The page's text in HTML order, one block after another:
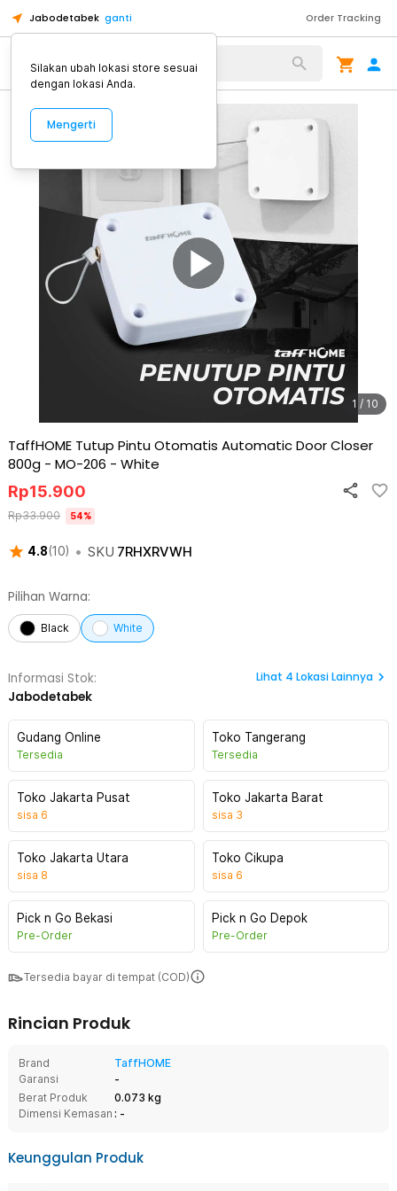
Jabodetabek ganti Order Tracking
Alat Kopi
1 / 10
TaffHOME Tutup Pintu Otomatis Automatic Door Closer
800g - MO-206 - White
4.8(10) • SKU 7RHXRVWH
Rp15.900
Rp33.900 54%
Pilihan Warna:
Black White
Informasi Stok:
Jabodetabek
Lihat 4 Lokasi Lainnya
Gudang Online
Tersedia
Toko Tangerang
Tersedia
Toko Jakarta Pusat
sisa 6
Toko Jakarta Barat
sisa 3
Toko Jakarta Utara
sisa 8
Toko Cikupa
sisa 6
Pick n Go Bekasi
Pre-Order
Pick n Go Depok
Pre-Order
Tersedia bayar di tempat (COD)
Rincian Produk
Brand
TaffHOME
Garansi
-
Berat Produk
0.073 kg
Dimensi Kemasan : -
Keunggulan Produk
Silakan ubah lokasi store sesuai
dengan lokasi Anda.
Mengerti